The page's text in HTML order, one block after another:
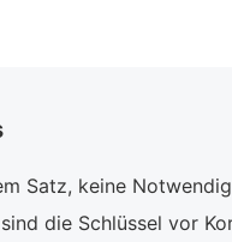
Satz, keine
die Schlüssel vor